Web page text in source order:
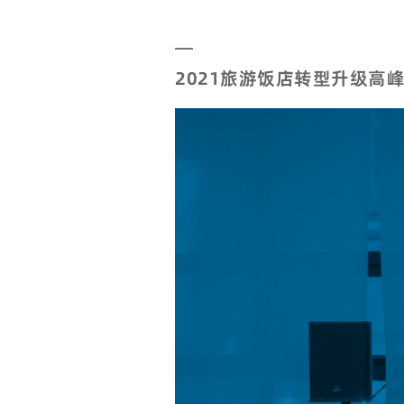
2021旅游饭店转型升级高